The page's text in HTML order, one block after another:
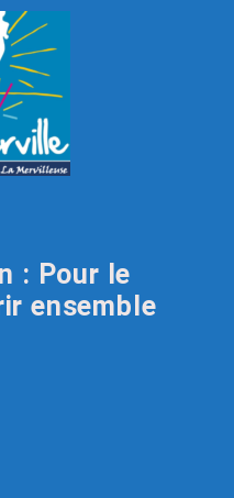
: Pour le
ensemble